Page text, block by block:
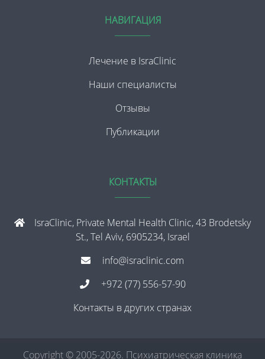
НАВИГАЦИЯ
Лечение в IsraClinic
Наши специалисты
Отзывы
Публикации
КОНТАКТЫ
IsraClinic, Private Mental Health Clinic, 43 Brodetsky
St., Tel Aviv, 6905234, Israel
info@israclinic.com
+972 (77) 556-57-90
Контакты в других странах
Copyright © 2005-2026. Психиатрическая клиника